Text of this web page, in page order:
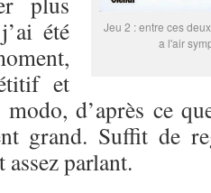
Jeu 2 : entre ces
a l'air
été
et
d’après ce
grand. Suffit de
assez parlant.